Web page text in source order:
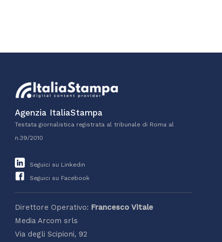
Agenzia ItaliaStampa
Testata giornalistica registrata al tribunale di Roma al
n.39/2010
Seguici su Linkedin
Seguici su Facebook
Direttore Operativo: Francesco Vitale
Media Arcom srls
Via degli Scipioni, 92